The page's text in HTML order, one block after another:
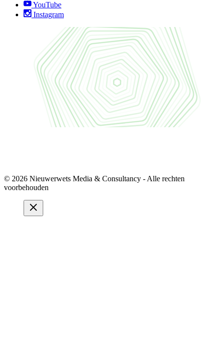
YouTube
Instagram
© 2026 Nieuwerwets Media & Consultancy - Alle rechten
voorbehouden